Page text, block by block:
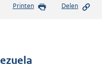
s
s
Printen Delen